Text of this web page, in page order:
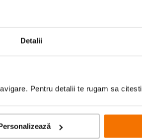
Detalii
Pentru detalii te rugam sa citesti